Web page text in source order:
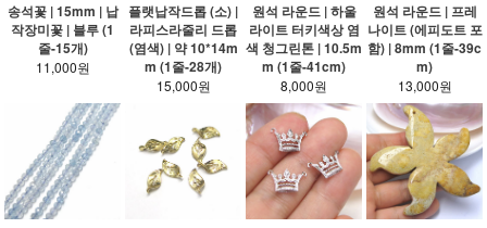
송석꽃 | 15mm | 납
작장미꽃 | 블루 (1
줄-15개)
11,000원
플랫납작드롭 (소) |
라피스라줄리 드롭
(염색) | 약 10*14m
m (1줄-28개)
15,000원
원석 라운드 | 하울
라이트 터키색상 염
색 청그린톤 | 10.5m
m (1줄-41cm)
8,000원
원석 라운드 | 프레
나이트 (에피도트 포
함) | 8mm (1줄-39c
m)
13,000원